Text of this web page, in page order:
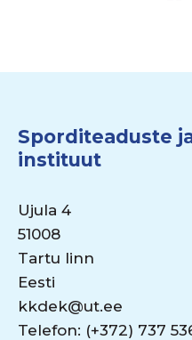
Sporditeaduste
instituut
Ujula 4
51008
Tartu linn
Eesti
kkdek@ut.ee
Telefon: (+372) 737